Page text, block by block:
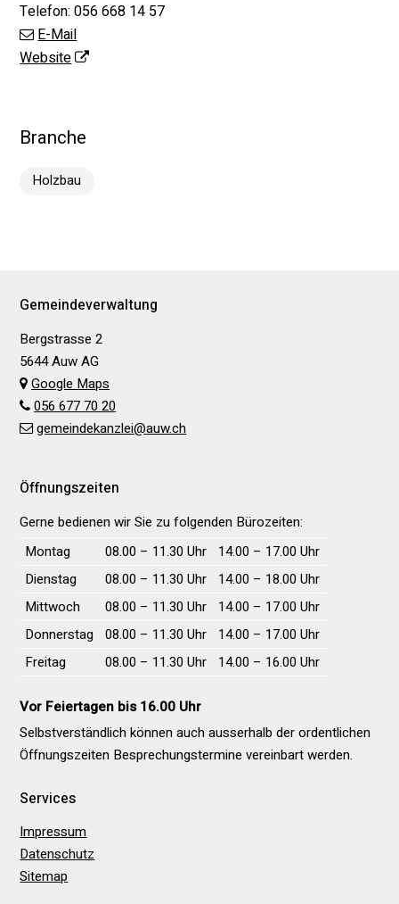
Telefon:056 668 14 57
E-Mail
Website
Branche
Holzbau
Footer
Gemeindeverwaltung
Bergstrasse 2
5644 Auw AG
Google Maps
056 677 70 20
gemeindekanzlei@auw.ch
Öffnungszeiten
Gerne bedienen wir Sie zu folgenden Bürozeiten:
Wochentag
Vormittag Nachmittag
Montag 08.00 – 11.30 Uhr
14.00 – 17.00 Uhr
Dienstag
08.00 – 11.30 Uhr
14.00 – 18.00 Uhr
Mittwoch
08.00 – 11.30 Uhr
14.00 – 17.00 Uhr
Donnerstag
08.00 – 11.30 Uhr
14.00 – 17.00 Uhr
Freitag
08.00 – 11.30 Uhr 14.00 – 16.00 Uhr
Vor Feiertagen bis 16.00 Uhr
Selbstverständlich können auch ausserhalb der ordentlichen
Öffnungs­zeiten Besprechungs­termine vereinbart werden.
Services
Impressum
Datenschutz
Sitemap